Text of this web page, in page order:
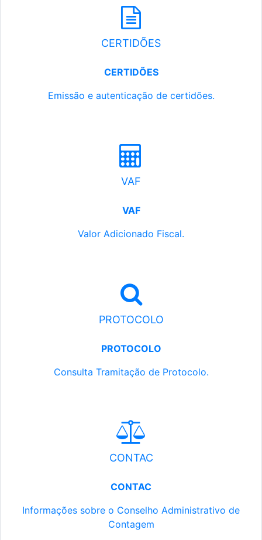
CERTIDÕES
CERTIDÕES
Emissão e autenticação de certidões.
VAF
VAF
Valor Adicionado Fiscal.
PROTOCOLO
PROTOCOLO
Consulta Tramitação de Protocolo.
CONTAC
CONTAC
Informações sobre o Conselho Administrativo de
Contagem